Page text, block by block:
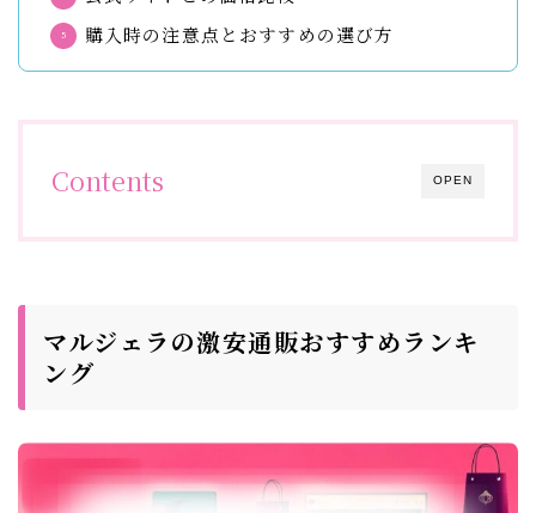
購入時の注意点とおすすめの選び方
OPEN
Contents
マルジェラの激安通販おすすめランキ
ング